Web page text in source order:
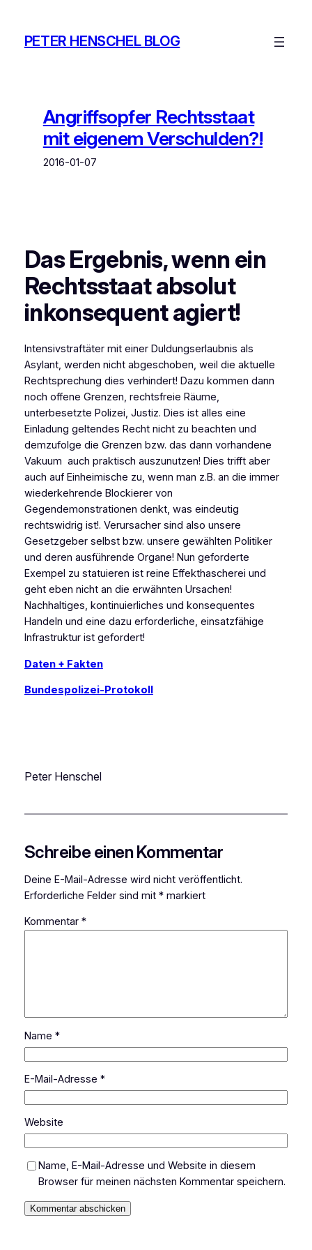
springen
PETER HENSCHEL BLOG
Angriffsopfer Rechtsstaat
mit eigenem Verschulden?!
2016-01-07
Das Ergebnis, wenn ein
Rechtsstaat absolut
inkonsequent agiert!
Intensivstraftäter mit einer Duldungserlaubnis als
Asylant, werden nicht abgeschoben, weil die aktuelle
Rechtsprechung dies verhindert! Dazu kommen dann
noch offene Grenzen, rechtsfreie Räume,
unterbesetzte Polizei, Justiz. Dies ist alles eine
Einladung geltendes Recht nicht zu beachten und
demzufolge die Grenzen bzw. das dann vorhandene
Vakuum auch praktisch auszunutzen! Dies trifft aber
auch auf Einheimische zu, wenn man z.B. an die immer
wiederkehrende Blockierer von
Gegendemonstrationen denkt, was eindeutig
rechtswidrig ist!. Verursacher sind also unsere
Gesetzgeber selbst bzw. unsere gewählten Politiker
und deren ausführende Organe! Nun geforderte
Exempel zu statuieren ist reine Effekthascherei und
geht eben nicht an die erwähnten Ursachen!
Nachhaltiges, kontinuierliches und konsequentes
Handeln und eine dazu erforderliche, einsatzfähige
Infrastruktur ist gefordert!
Daten + Fakten
Bundespolizei-Protokoll
Peter Henschel
Schreibe einen Kommentar
Deine E-Mail-Adresse wird nicht veröffentlicht.
Erforderliche Felder sind mit *markiert
Kommentar *
Name *
E-Mail-Adresse *
Website
Name, E-Mail-Adresse und Website in diesem
Browser für meinen nächsten Kommentar speichern.